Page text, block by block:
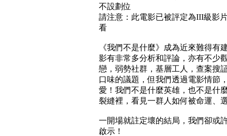
不設劃位
請注意：此電影已被評定為III級影
看
《我們不是什麼》成為近來難得有
影有非常多分析和評論，亦有不少
戀，弱勢社群，基層工人，查案搜
口味的議題，但我們透過電影情節
愛！我們不是什麼英雄，也不是什
裂縫裡，看見一群人如何被命運、
一開場就註定壞的結局，我們卻或
啟示！